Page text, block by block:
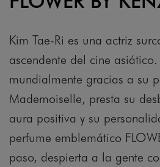
Kim Tae-Ri es una actriz
ascendente del cine
mundialmente gracias a su
Mademoiselle, presta su
aura positiva y su
perfume emblemático
paso, despierta a la gente